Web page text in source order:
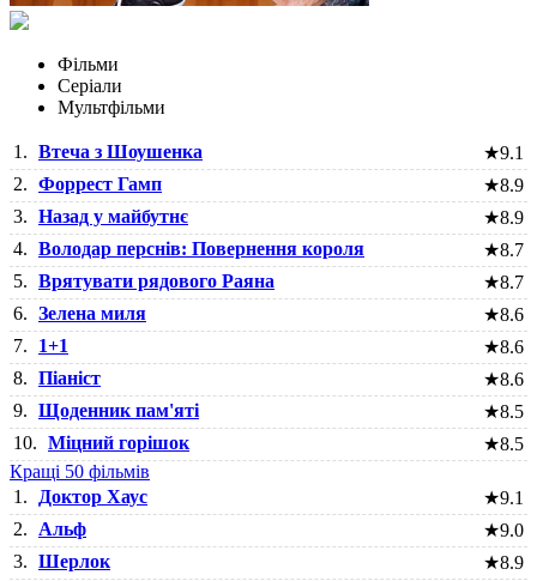
Фільми
Серіали
Мультфільми
1. Втеча з Шоушенка ★9.1
2. Форрест Гамп ★8.9
3. Назад у майбутнє ★8.9
4. Володар перснів: Повернення короля ★8.7
5. Врятувати рядового Раяна ★8.7
6. Зелена миля ★8.6
7.
1+1 ★8.6
8. Піаніст ★8.6
9. Щоденник пам'яті ★8.5
10. Міцний горішок ★8.5
Кращі 50 фільмів
1.
Доктор Хаус ★9.1
2.
Альф ★9.0
3. Шерлок ★8.9